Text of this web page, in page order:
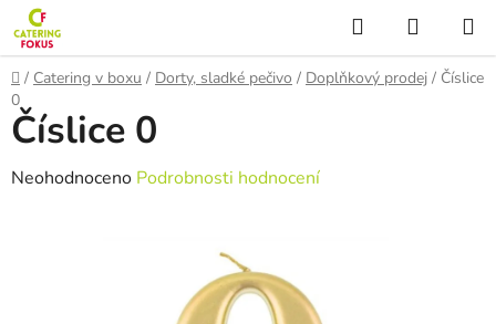
Přejít
na
obsah
Hledat
KOŠÍK
Domů
/ Catering v boxu / Dorty, sladké pečivo / Doplňkový prodej / Číslice
0
Číslice 0
Průměrné
Neohodnoceno Podrobnosti hodnocení